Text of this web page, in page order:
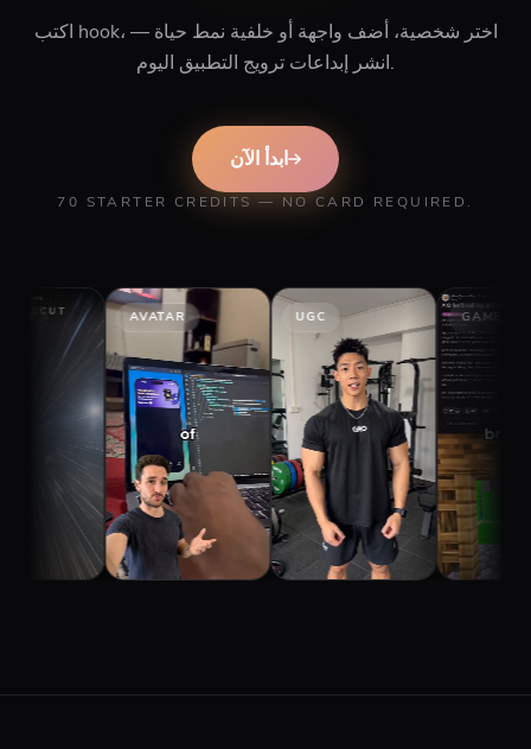
اكتب hook، اختر شخصية، أضف واجهة أو خلفية نمط حياة —
انشر إبداعات ترويج التطبيق اليوم.
ابدأ الآن
70 STARTER CREDITS — NO CARD REQUIRED.
AVATAR GAMEPLAY